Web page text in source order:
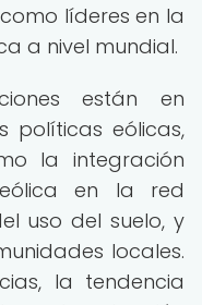
líderes en la
a nivel mundial.
están en
políticas eólicas,
la integración
en la red
uso del suelo, y
locales.
la tendencia